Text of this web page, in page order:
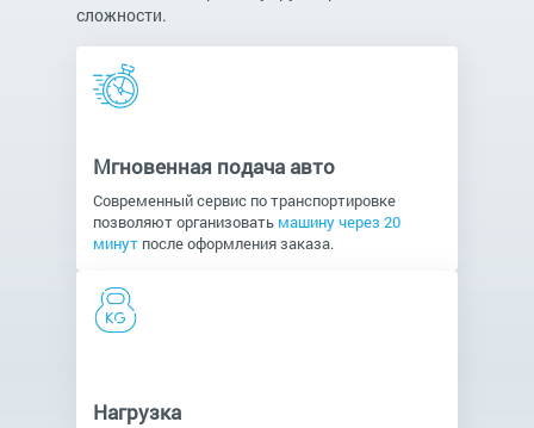
сложности.
Мгновенная подача авто
Современный сервис по транспортировке
позволяют организовать машину через 20
минут после оформления заказа.
Нагрузка